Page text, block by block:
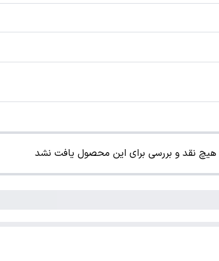
هیچ نقد و بررسی برای این محصول یافت نشد